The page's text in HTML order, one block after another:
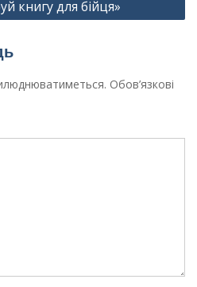
книгу для бійця»
Обов’язкові